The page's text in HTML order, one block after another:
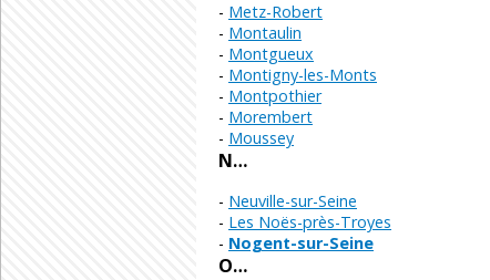
Metz-Robert
Montaulin
Montgueux
Montigny-les-Monts
Montpothier
Morembert
Moussey
N…
Neuville-sur-Seine
Les Noës-près-Troyes
Nogent-sur-Seine
O…